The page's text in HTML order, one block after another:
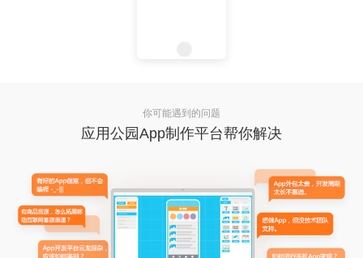
你可能遇到的问题
应用公园App制作平台帮你解决